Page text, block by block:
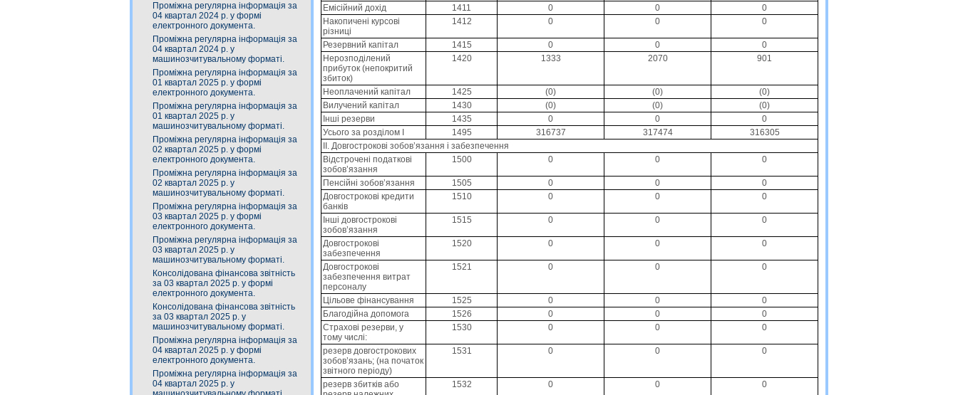
Проміжна регулярна інформація за
04 квартал 2024 р. у формі
електронного документа.
Проміжна регулярна інформація за
04 квартал 2024 р. у
машинозчитувальному форматі.
Проміжна регулярна інформація за
01 квартал 2025 р. у формі
електронного документа.
Проміжна регулярна інформація за
01 квартал 2025 р. у
машинозчитувальному форматі.
Проміжна регулярна інформація за
02 квартал 2025 р. у формі
електронного документа.
Проміжна регулярна інформація за
02 квартал 2025 р. у
машинозчитувальному форматі.
Проміжна регулярна інформація за
03 квартал 2025 р. у формі
електронного документа.
Проміжна регулярна інформація за
03 квартал 2025 р. у
машинозчитувальному форматі.
Консолідована фінансова звітність
за 03 квартал 2025 р. у формі
електронного документа.
Консолідована фінансова звітність
за 03 квартал 2025 р. у
машинозчитувальному форматі.
Проміжна регулярна інформація за
04 квартал 2025 р. у формі
електронного документа.
Проміжна регулярна інформація за
04 квартал 2025 р. у
Емісійний дохід
1411 0 0
0
Накопичені курсові
різниці
1412 0 0 0
Резервний капітал 1415 0 0
0
Нерозподілений
прибуток (непокритий
збиток)
1420 1333 2070 901
Неоплачений капітал 1425 (0) (0)
(0)
Вилучений капітал
1430 (0) (0)
(0)
Інші резерви
1435 0 0
0
Усього за розділом I
1495 316737 317474
316305
II. Довгострокові зобов’язання і забезпечення
Відстрочені податкові
зобов’язання
1500 0 0 0
Пенсійні зобов’язання 1505 0 0
0
Довгострокові кредити
банків
1510 0 0 0
Інші довгострокові
зобов’язання
1515 0 0 0
Довгострокові
забезпечення
1520 0 0 0
Довгострокові
забезпечення витрат
персоналу
1521 0 0 0
Цільове фінансування 1525 0 0
0
Благодійна допомога
1526 0 0
0
Страхові резерви, у
тому числі:
1530 0 0 0
резерв довгострокових
зобов’язань; (на початок
звітного періоду)
1531 0 0 0
резерв збитків або
1532 0 0 0